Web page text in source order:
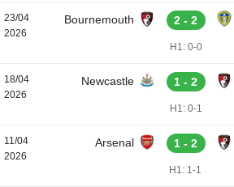
23/04
2026
Bournemouth 2 - 2
H1: 0-0
18/04
2026
Newcastle 1 - 2
H1: 0-1
11/04
2026
Arsenal 1 - 2
H1: 1-1